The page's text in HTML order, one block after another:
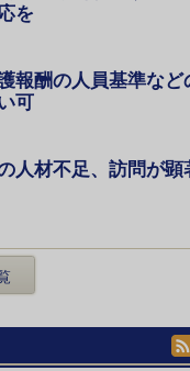
を
報酬の人員基準など
可
人材不足、訪問が顕